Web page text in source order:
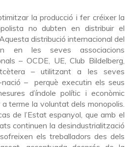
la producció i fer créixer la
no dubten en distribuir el
distribució internacional del
en les seves associacions
– OCDE, UE, Club Bildelberg,
– utilitzant a les seves
– perquè executin els seus
d’índole polític i econòmic
terme la voluntat dels monopolis.
de l’Estat espanyol, que amb el
continuen la desindustrialització
els treballadors des dels